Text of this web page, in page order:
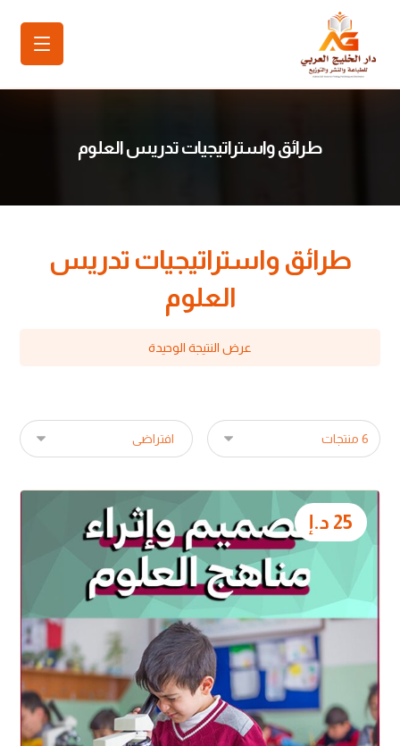
طرائق واستراتيجيات تدريس العلوم
طرائق واستراتيجيات تدريس
العلوم
عرض النتيجة الوحيدة
25 د.إ